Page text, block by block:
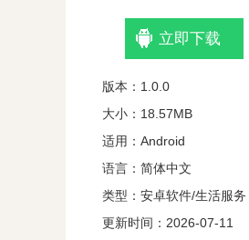
立即下载
版本：1.0.0
大小：18.57MB
适用：Android
语言：简体中文
类型：安卓软件/生活服务
更新时间：2026-07-11